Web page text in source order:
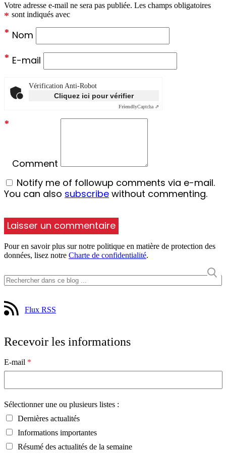
Votre adresse e-mail ne sera pas publiée. Les champs obligatoires
sont indiqués avec
*
Nom
*
E-mail
*
Vérification Anti-Robot
Cliquez ici pour vérifier
FriendlyCaptcha ⇗
Comment
*
Notify me of followup comments via e-mail.
You can also subscribe without commenting.
Pour en savoir plus sur notre politique en matière de protection des
données, lisez notre Charte de confidentialité.
Flux RSS
Recevoir les informations
E-mail *
Sélectionner une ou plusieurs listes :
Dernières actualités
Informations importantes
Résumé des actualités de la semaine